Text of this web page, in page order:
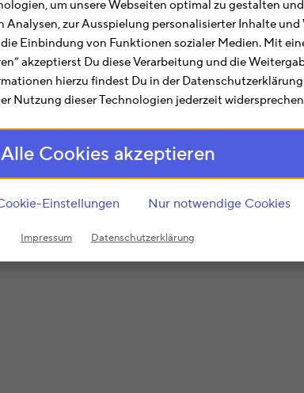
um unsere Webseiten optimal zu gestalten
Analysen, zur Ausspielung personalisierter Inhalte und
Einbindung von Funktionen sozialer Medien. Mit
akzeptierst Du diese Verarbeitung und die
hierzu findest Du in der
Nutzung dieser Technologien jederzeit
Alle Cookies akzeptieren
Einstellungen Nur notwendige Cookies
Impressum Datenschutzerklärung
Belangen rund um die Steuererklärung.
Hier findest Du Informationen zu
ist im Rahmen der regionalen und sachlichen
Bürger ausKielInformationsmaterialien,
Lohnsteuerermäßigungen) einreichen.
und bürokratisches Image anheftet,
sicher verbindliche Auskünfte zu all
ist das Finanzamt Kiel für Dich zuständig.